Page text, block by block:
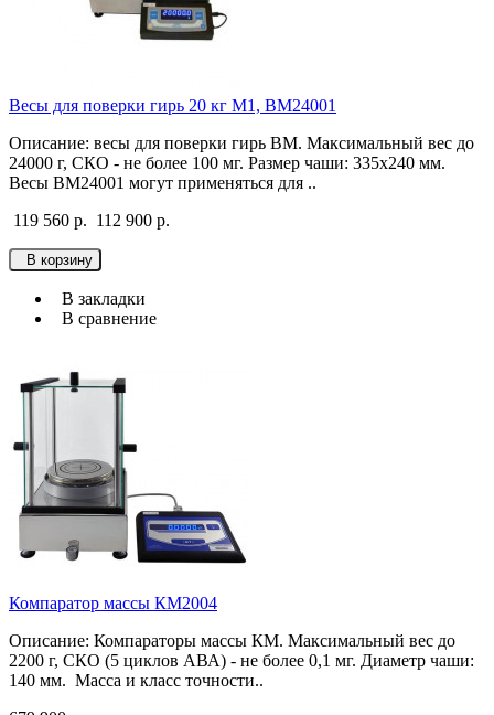
Весы для поверки гирь 20 кг М1, ВМ24001
Описание: весы для поверки гирь ВМ. Максимальный вес до
24000 г, СКО - не более 100 мг. Размер чаши: 335х240 мм.
Весы ВМ24001 могут применяться для ..
119 560 р. 112 900 р.
В корзину
В закладки
В сравнение
Компаратор массы КМ2004
Описание: Компараторы массы КМ. Максимальный вес до
2200 г, СКО (5 циклов АВА) - не более 0,1 мг. Диаметр чаши:
140 мм. Масса и класс точности..